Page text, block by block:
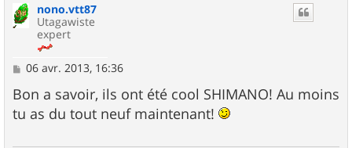
nono.vtt87
Utagawiste
expert
M
s
s
a
06 avr. 2013, 16:36
Bon a savoir, ils ont été cool SHIMANO! Au moins
tu as du tout neuf maintenant!